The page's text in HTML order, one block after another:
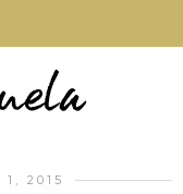
1, 2015